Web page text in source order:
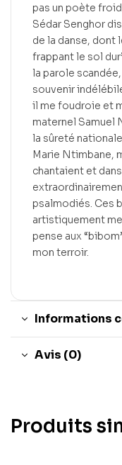
pas un poète
Sédar Senghor
de la danse, dont
frappant le sol
la parole
souvenir
il me foudroie et
maternel Samuel
la sûreté
Marie Ntimbane,
chantaient et
psalmodiés. Ces
artistiquement
pense aux
mon terroir.
Informations
Avis (0)
Produits